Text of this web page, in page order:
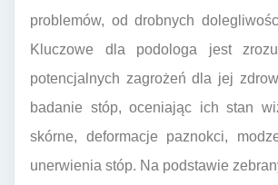
problemów, od drobnych
Kluczowe dla podologa jest
potencjalnych zagrożeń dla jej
badanie stóp, oceniając ich stan
skórne, deformacje paznokci,
unerwienia stóp. Na podstawie